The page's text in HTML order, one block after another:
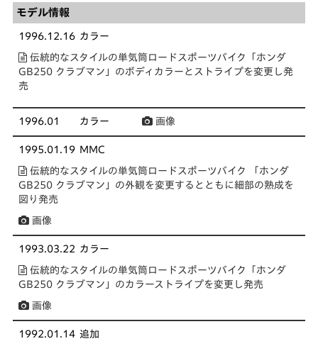
モデル情報
1996.12.16 カラー
伝統的なスタイルの単気筒ロードスポーツバイク「ホンダ
GB250 クラブマン」のボディカラーとストライプを変更し発
売
1996.01 カラー 画像
1995.01.19 MMC
伝統的なスタイルの単気筒ロードスポーツバイク 「ホンダ
GB250 クラブマン」の外観を変更するとともに細部の熟成を
図り発売
画像
1993.03.22 カラー
伝統的なスタイルの単気筒ロードスポーツバイク「ホンダ
GB250 クラブマン」のカラーストライプを変更し発売
画像
1992.01.14 追加